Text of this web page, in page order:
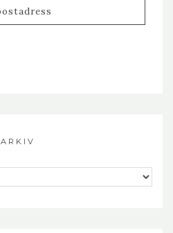
ARKIV